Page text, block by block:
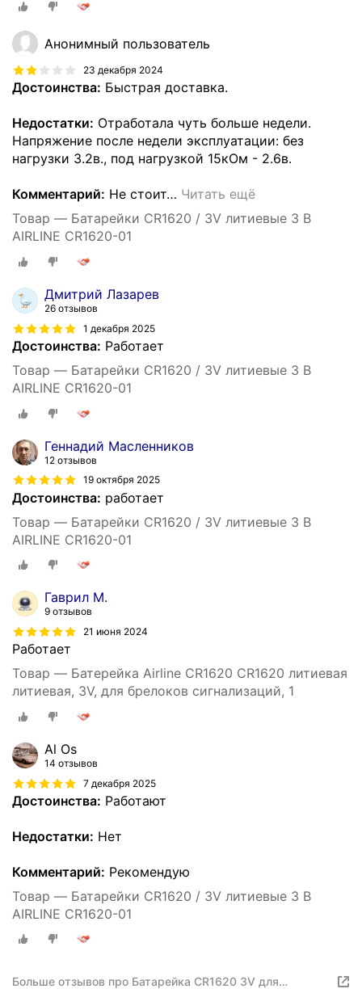
Анонимный пользователь
23 декабря 2024
Достоинства: Быстрая доставка.
Недостатки: Отработала чуть больше недели.
Напряжение после недели эксплуатации: без
нагрузки 3.2в., под нагрузкой 15кОм - 2.6в.
Комментарий: Не стоит… Читать ещё
Товар — Батарейки CR1620 / 3V литиевые 3 В
AIRLINE CR1620-01
Дмитрий Лазарев
26 отзывов
1 декабря 2025
Достоинства: Работает
Товар — Батарейки CR1620 / 3V литиевые 3 В
AIRLINE CR1620-01
Геннадий Масленников
12 отзывов
19 октября 2025
Достоинства: работает
Товар — Батарейки CR1620 / 3V литиевые 3 В
AIRLINE CR1620-01
Гаврил М.
9 отзывов
21 июня 2024
Работает
Товар — Батерейка Airline CR1620 CR1620 литиевая
литиевая, 3V, для брелоков сигнализаций, 1
Al Os
14 отзывов
7 декабря 2025
Достоинства: Работают
Недостатки: Нет
Комментарий: Рекомендую
Товар — Батарейки CR1620 / 3V литиевые 3 В
AIRLINE CR1620-01
Больше отзывов про Батарейка CR1620 3V для